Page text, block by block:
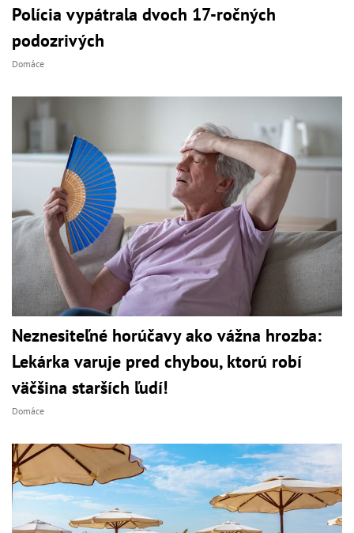
Polícia vypátrala dvoch 17-ročných
podozrivých
Domáce
Neznesiteľné horúčavy ako vážna hrozba:
Lekárka varuje pred chybou, ktorú robí
väčšina starších ľudí!
Domáce